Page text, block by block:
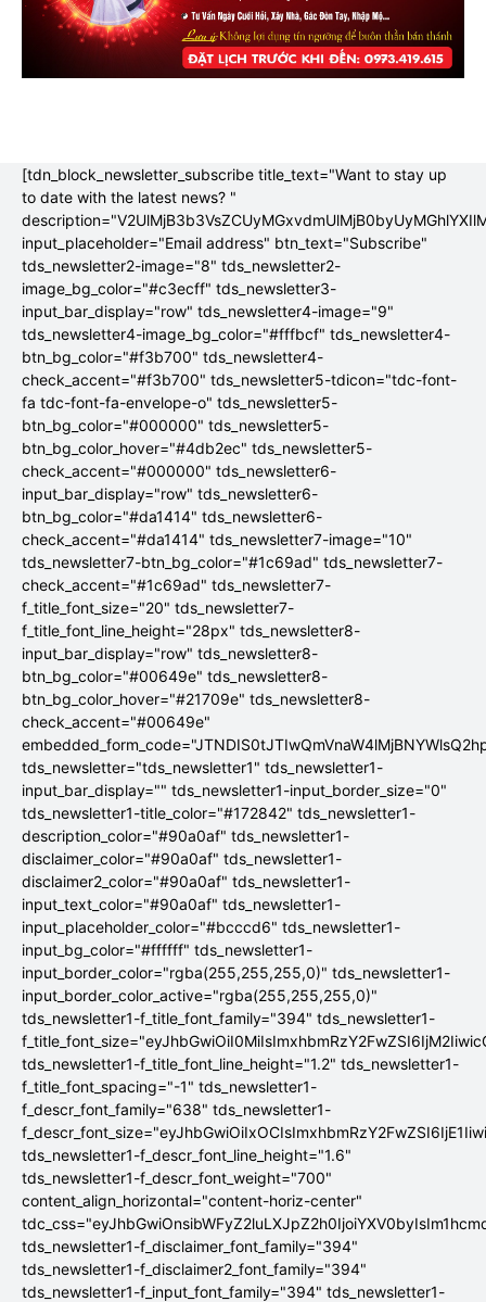
[tdn_block_newsletter_subscribe title_text="Want to stay up
to date with the latest news? "
input_placeholder="Email address" btn_text="Subscribe"
tds_newsletter2-image="8" tds_newsletter2-
image_bg_color="#c3ecff" tds_newsletter3-
input_bar_display="row" tds_newsletter4-image="9"
tds_newsletter4-image_bg_color="#fffbcf" tds_newsletter4-
btn_bg_color="#f3b700" tds_newsletter4-
check_accent="#f3b700" tds_newsletter5-tdicon="tdc-font-
fa tdc-font-fa-envelope-o" tds_newsletter5-
btn_bg_color="#000000" tds_newsletter5-
btn_bg_color_hover="#4db2ec" tds_newsletter5-
check_accent="#000000" tds_newsletter6-
input_bar_display="row" tds_newsletter6-
btn_bg_color="#da1414" tds_newsletter6-
check_accent="#da1414" tds_newsletter7-image="10"
tds_newsletter7-btn_bg_color="#1c69ad" tds_newsletter7-
check_accent="#1c69ad" tds_newsletter7-
f_title_font_size="20" tds_newsletter7-
f_title_font_line_height="28px" tds_newsletter8-
input_bar_display="row" tds_newsletter8-
btn_bg_color="#00649e" tds_newsletter8-
btn_bg_color_hover="#21709e" tds_newsletter8-
check_accent="#00649e"
tds_newsletter="tds_newsletter1" tds_newsletter1-
input_bar_display="" tds_newsletter1-input_border_size="0"
tds_newsletter1-title_color="#172842" tds_newsletter1-
description_color="#90a0af" tds_newsletter1-
disclaimer_color="#90a0af" tds_newsletter1-
disclaimer2_color="#90a0af" tds_newsletter1-
input_text_color="#90a0af" tds_newsletter1-
input_placeholder_color="#bcccd6" tds_newsletter1-
input_bg_color="#ffffff" tds_newsletter1-
input_border_color="rgba(255,255,255,0)" tds_newsletter1-
input_border_color_active="rgba(255,255,255,0)"
tds_newsletter1-f_title_font_family="394" tds_newsletter1-
tds_newsletter1-f_title_font_line_height="1.2" tds_newsletter1-
f_title_font_spacing="-1" tds_newsletter1-
f_descr_font_family="638" tds_newsletter1-
tds_newsletter1-f_descr_font_line_height="1.6"
tds_newsletter1-f_descr_font_weight="700"
content_align_horizontal="content-horiz-center"
tds_newsletter1-f_disclaimer_font_family="394"
tds_newsletter1-f_disclaimer2_font_family="394"
tds_newsletter1-f_input_font_family="394" tds_newsletter1-